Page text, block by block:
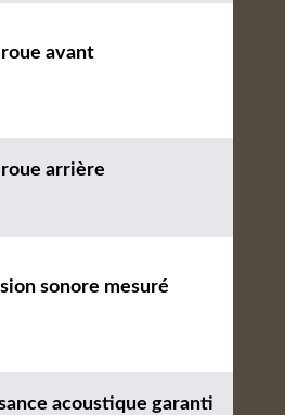
avant
arrière
sonore mesuré
acoustique garanti